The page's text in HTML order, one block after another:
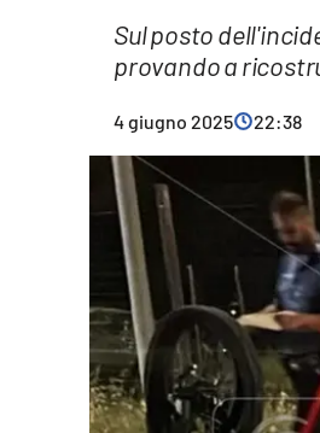
Streaming
Sul posto
provando a
4 giugno 2025 22:38